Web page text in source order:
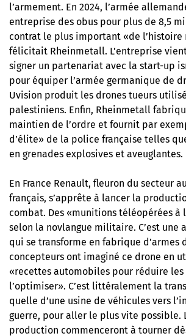
l’armement. En 2024, l’armée
entreprise des obus pour plus de 8,5
contrat le plus important «de l’histoire
félicitait Rheinmetall. L’entreprise
signer un partenariat avec la start-up
pour équiper l’armée germanique de
Uvision produit les drones tueurs
palestiniens. Enfin, Rheinmetall
maintien de l’ordre et fournit par
d’élite» de la police française telles
en grenades explosives et aveuglantes.
En France Renault, fleuron du secteur
français, s’apprête à lancer la
combat. Des «munitions téléopérées à
selon la novlangue militaire. C’est une
qui se transforme en fabrique d’armes
concepteurs ont imaginé ce drone en
«recettes automobiles pour réduire les
l’optimiser». C’est littéralement la
quelle d’une usine de véhicules vers
guerre, pour aller le plus vite possible.
production commenceront à tourner